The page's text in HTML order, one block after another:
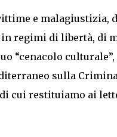
e malagiustizia,
regimi di libertà, di
“cenacolo
sulla
di cui restituiamo ai